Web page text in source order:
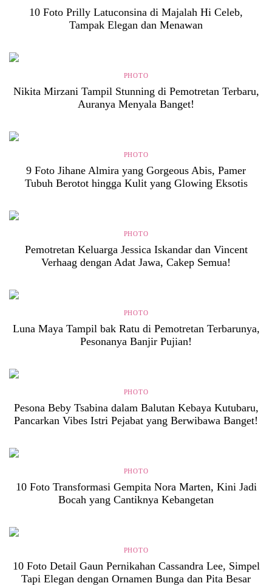
10 Foto Prilly Latuconsina di Majalah Hi Celeb,
Tampak Elegan dan Menawan
PHOTO
Nikita Mirzani Tampil Stunning di Pemotretan Terbaru,
Auranya Menyala Banget!
PHOTO
9 Foto Jihane Almira yang Gorgeous Abis, Pamer
Tubuh Berotot hingga Kulit yang Glowing Eksotis
PHOTO
Pemotretan Keluarga Jessica Iskandar dan Vincent
Verhaag dengan Adat Jawa, Cakep Semua!
PHOTO
Luna Maya Tampil bak Ratu di Pemotretan Terbarunya,
Pesonanya Banjir Pujian!
PHOTO
Pesona Beby Tsabina dalam Balutan Kebaya Kutubaru,
Pancarkan Vibes Istri Pejabat yang Berwibawa Banget!
PHOTO
10 Foto Transformasi Gempita Nora Marten, Kini Jadi
Bocah yang Cantiknya Kebangetan
PHOTO
10 Foto Detail Gaun Pernikahan Cassandra Lee, Simpel
Tapi Elegan dengan Ornamen Bunga dan Pita Besar